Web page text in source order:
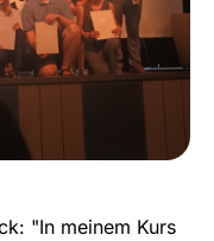
"In meinem Kurs